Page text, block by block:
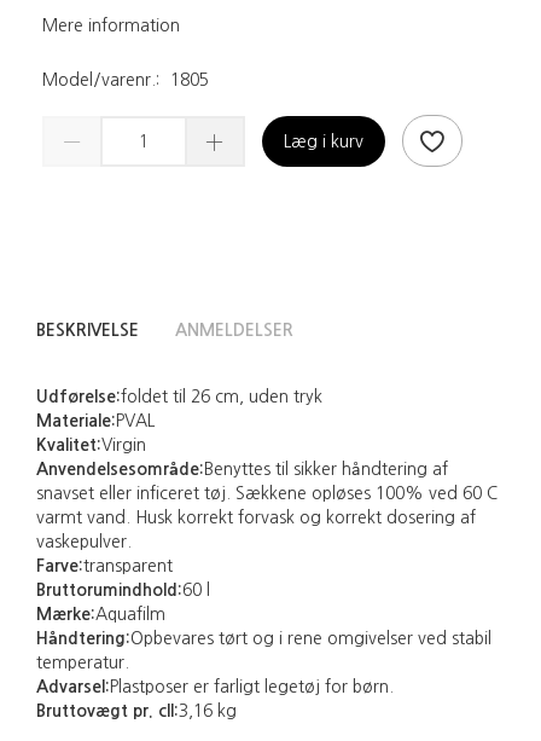
Mere information
Model/varenr.: 1805
Læg i kurv
BESKRIVELSE ANMELDELSER
Udførelse:foldet til 26 cm, uden tryk
Materiale: PVAL
Kvalitet:Virgin
Anvendelsesområde: Benyttes til sikker håndtering af
snavset eller inficeret tøj. Sækkene opløses 100% ved 60 C
varmt vand. Husk korrekt forvask og korrekt dosering af
vaskepulver.
Farve:transparent
Bruttorumindhold:60 l
Mærke:Aquafilm
Håndtering:Opbevares tørt og i rene omgivelser ved stabil
temperatur.
Advarsel: Plastposer er farligt legetøj for børn.
Bruttovægt pr. cll:3,16 kg